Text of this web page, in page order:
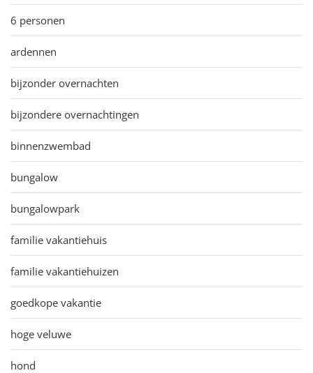
6 personen
ardennen
bijzonder overnachten
bijzondere overnachtingen
binnenzwembad
bungalow
bungalowpark
familie vakantiehuis
familie vakantiehuizen
goedkope vakantie
hoge veluwe
hond